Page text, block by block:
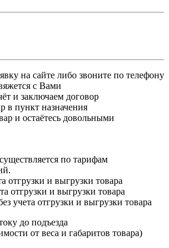
на сайте либо звоните по телефону
с Вами
и заключаем договор
в пункт назначения
и остаётесь довольными
по тарифам
отгрузки и выгрузки товара
отгрузки и выгрузки товара
учета отгрузки и выгрузки товара
до подъезда
от веса и габаритов товара)